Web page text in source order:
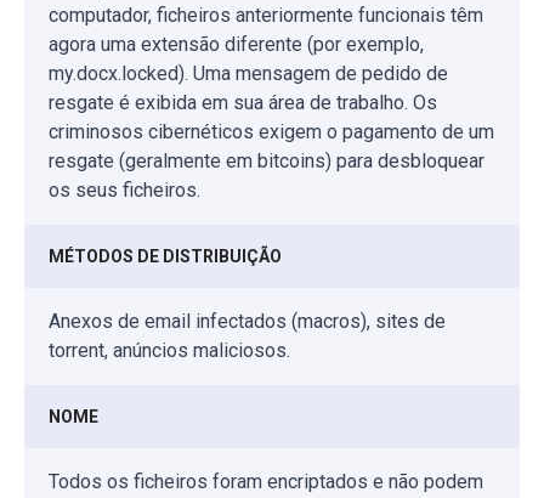
computador, ficheiros anteriormente funcionais têm
agora uma extensão diferente (por exemplo,
my.docx.locked). Uma mensagem de pedido de
resgate é exibida em sua área de trabalho. Os
criminosos cibernéticos exigem o pagamento de um
resgate (geralmente em bitcoins) para desbloquear
os seus ficheiros.
MÉTODOS DE DISTRIBUIÇÃO
Anexos de email infectados (macros), sites de
torrent, anúncios maliciosos.
NOME
Todos os ficheiros foram encriptados e não podem